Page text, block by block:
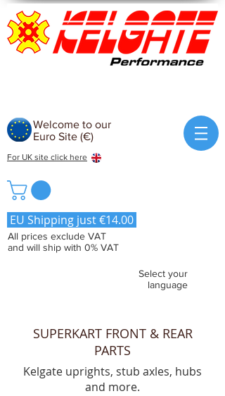
Welcome to our
Euro Site (€)
For UK site click here
EU Shipping just €14.00
All prices exclude VAT
and will ship with 0% VAT
Select your
language
SUPERKART FRONT & REAR
PARTS
Kelgate uprights, stub axles, hubs
and more.